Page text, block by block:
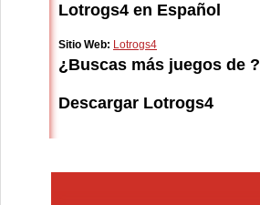
Lotrogs4 en Español
Sitio Web: Lotrogs4
¿Buscas más juegos de ?
Descargar Lotrogs4